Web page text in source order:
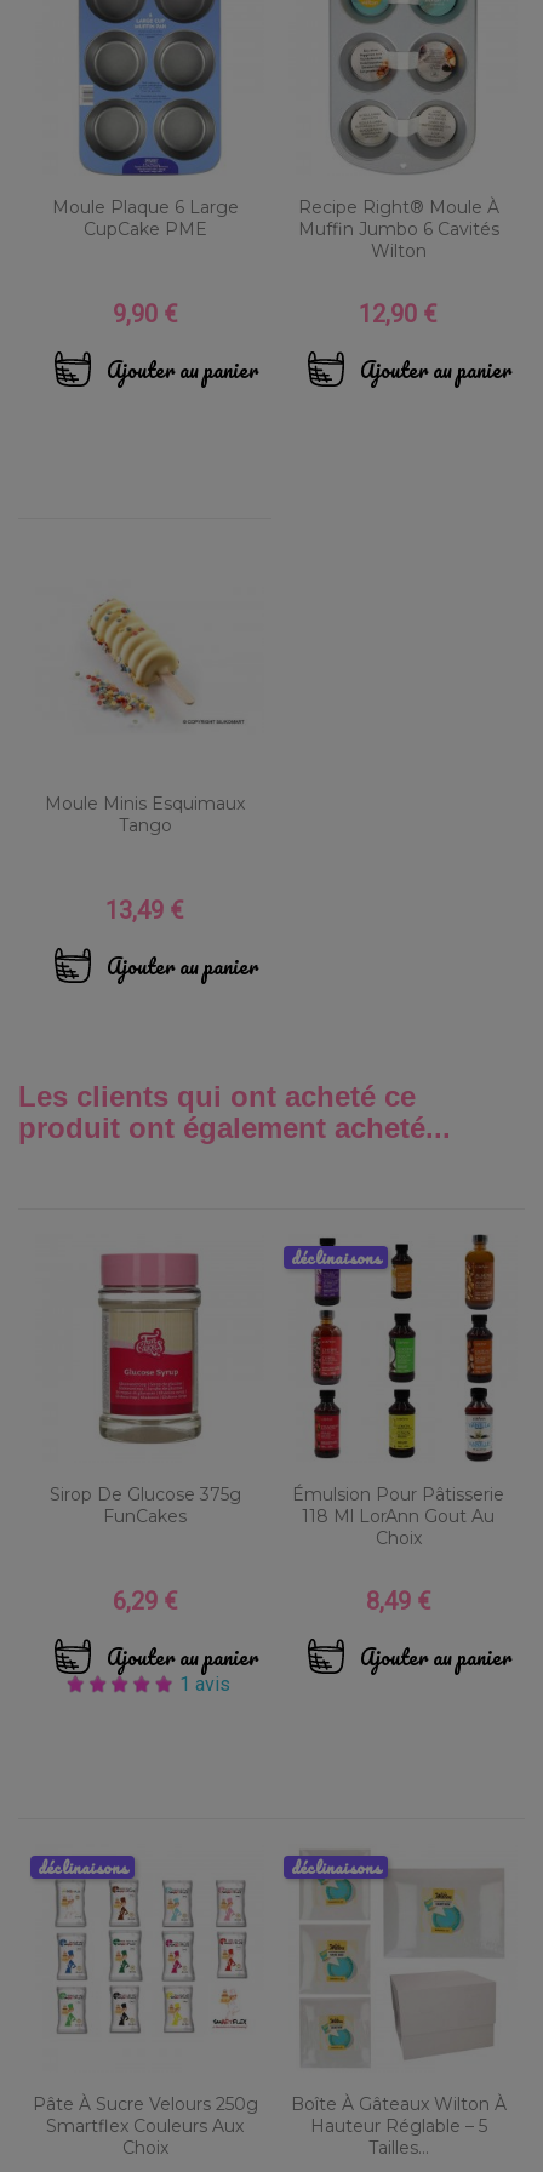
Moule Plaque 6 Large
CupCake PME
Prix
9,90 €
Ajouter au panier
Recipe Right® Moule À
Muffin Jumbo 6 Cavités
Wilton
Prix
12,90 €
Ajouter au panier
Moule Minis Esquimaux
Tango
Prix
13,49 €
Ajouter au panier
Les clients qui ont acheté ce
produit ont également acheté...
Sirop De Glucose 375g
FunCakes
Prix
6,29 €
Ajouter au panier
1 avis
Émulsion Pour Pâtisserie
118 Ml LorAnn Gout Au
Choix
Prix
8,49 €
Ajouter au panier
déclinaisons
Pâte À Sucre Velours 250g
Smartflex Couleurs Aux
Choix
déclinaisons
Boîte À Gâteaux Wilton À
Hauteur Réglable – 5
Tailles...
déclinaisons